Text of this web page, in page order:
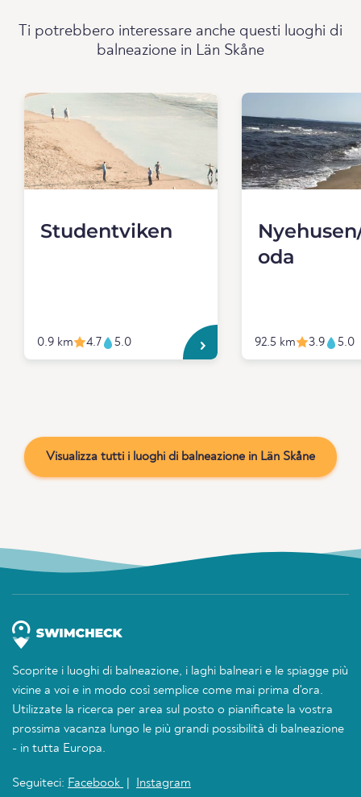
Ti potrebbero interessare anche questi luoghi di
balneazione in Län Skåne
Studentviken
0.9 km 4.7 5.0
oda
92.5 km 3.9 5.0
Visualizza tutti i luoghi di balneazione in Län Skåne
Scoprite i luoghi di balneazione, i laghi balneari e le spiagge più
vicine a voi e in modo così semplice come mai prima d'ora.
Utilizzate la ricerca per area sul posto o pianificate la vostra
prossima vacanza lungo le più grandi possibilità di balneazione
- in tutta Europa.
Seguiteci: Facebook Instagram